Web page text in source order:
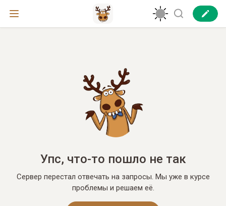
Упс, что-то пошло не так
Сервер перестал отвечать на запросы. Мы уже в курсе
проблемы и решаем её.